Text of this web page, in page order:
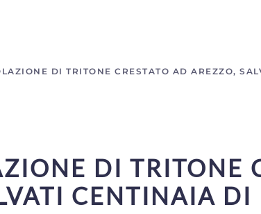
DI TRITONE CRESTATO AD AREZZO,
DI TRITONE
CENTINAIA DI